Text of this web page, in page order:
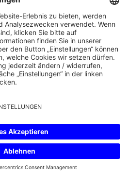
Impressum
Datenschutz